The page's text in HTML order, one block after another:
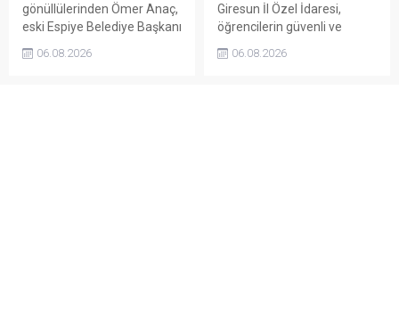
gönüllülerinden Ömer Anaç,
eski Espiye Belediye Başkanı
34’üncü yılı dolayısıyla
06.08.2026
Giresun İl Özel İdaresi,
öğrencilerin güvenli ve
yapabilmesi amacıyla 22
06.08.2026